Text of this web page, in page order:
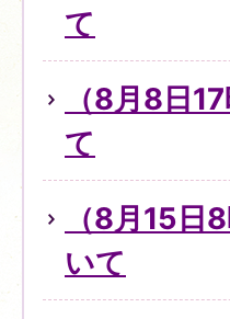
て
（8月8日
て
（8月15
いて